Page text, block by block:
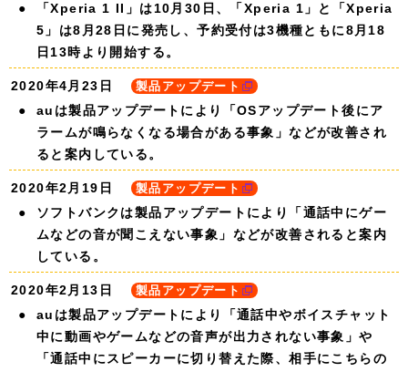
「Xperia 1 II」は10月30日、「Xperia 1」と「Xperia
5」は8月28日に発売し、予約受付は3機種ともに8月18
日13時より開始する。
2020年4月23日 製品アップデート
auは製品アップデートにより「OSアップデート後にア
ラームが鳴らなくなる場合がある事象」などが改善され
ると案内している。
2020年2月19日 製品アップデート
ソフトバンクは製品アップデートにより「通話中にゲー
ムなどの音が聞こえない事象」などが改善されると案内
している。
2020年2月13日 製品アップデート
auは製品アップデートにより「通話中やボイスチャット
中に動画やゲームなどの音声が出力されない事象」や
「通話中にスピーカーに切り替えた際、相手にこちらの